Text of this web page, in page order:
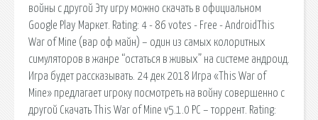
войны с другой Эту игру можно скачать в официальном
Google Play Маркет. Rating: 4 - 86 votes - Free - AndroidThis
War of Mine (вар оф майн) – один из самых колоритных
симуляторов в жанре “остаться в живых” на системе андроид.
Игра будет рассказывать. 24 дек 2018 Игра «This War of
Mine» предлагает игроку посмотреть на войну совершенно с
другой Скачать This War of Mine v5.1.0 PC – торрент. Rating: